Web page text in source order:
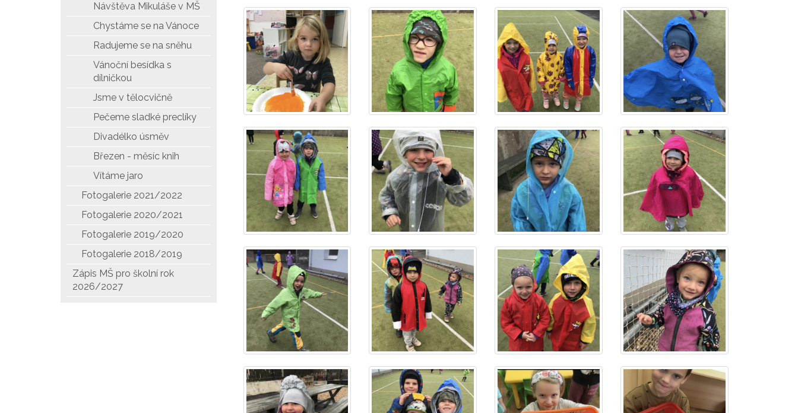
Návštěva Mikuláše v MŠ
Chystáme se na Vánoce
Radujeme se na sněhu
Vánoční besídka s
dílničkou
Jsme v tělocvičně
Pečeme sladké preclíky
Divadélko úsměv
Březen - měsíc knih
Vítáme jaro
Fotogalerie 2021/2022
Fotogalerie 2020/2021
Fotogalerie 2019/2020
Fotogalerie 2018/2019
Zápis MŠ pro školní rok
2026/2027